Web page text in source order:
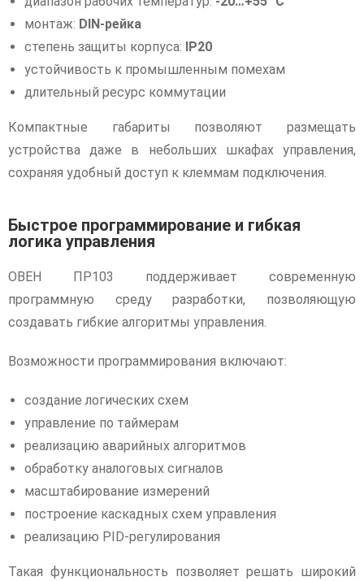
монтаж: DIN-рейка
степень защиты корпуса: IP20
устойчивость к промышленным помехам
длительный ресурс коммутации
Компактные габариты позволяют размещать
устройства даже в небольших шкафах управления,
сохраняя удобный доступ к клеммам подключения.
Быстрое программирование и гибкая
логика управления
ОВЕН ПР103 поддерживает современную
программную среду разработки, позволяющую
создавать гибкие алгоритмы управления.
Возможности программирования включают:
создание логических схем
управление по таймерам
реализацию аварийных алгоритмов
обработку аналоговых сигналов
масштабирование измерений
построение каскадных схем управления
реализацию PID-регулирования
Такая функциональность позволяет решать широкий